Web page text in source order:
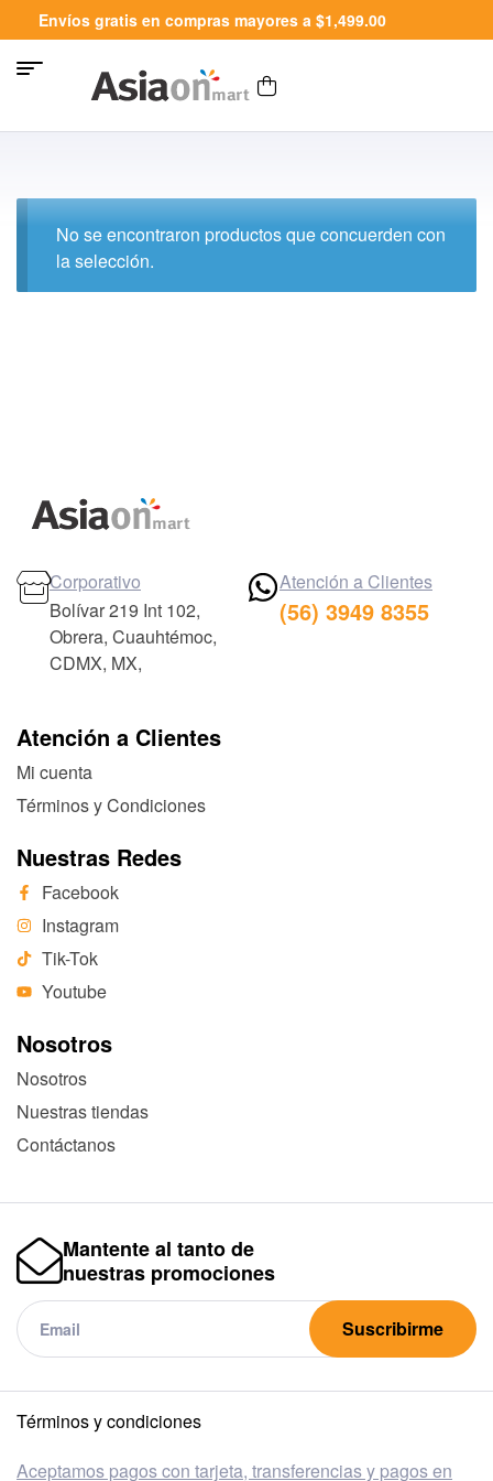
Envíos gratis en compras mayores a $1,499.00
No se encontraron productos que concuerden con
la selección.
Atención a Clientes
Mi cuenta
Términos y Condiciones
Nuestras Redes
Facebook
Instagram
Tik-Tok
Youtube
Nosotros
Nosotros
Nuestras tiendas
Contáctanos
Corporativo
Bolívar 219 Int 102,
Obrera, Cuauhtémoc,
CDMX, MX,
Atención a Clientes
(56) 3949 8355
Mantente al tanto de
nuestras promociones
Suscribirme
Términos y condiciones
Aceptamos pagos con tarjeta, transferencias y pagos en